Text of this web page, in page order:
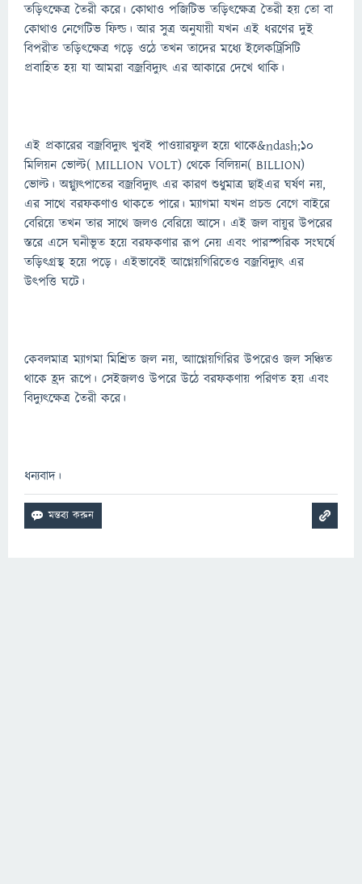
তড়িৎক্ষেত্র তৈরী করে। কোথাও পজিটিভ তড়িৎক্ষেত্র তৈরী হয় তো বা
কোথাও নেগেটিভ ফিল্ড। আর সুত্র অনুযায়ী যখন এই ধরণের দুই
বিপরীত তড়িৎক্ষেত্র গড়ে ওঠে তখন তাদের মধ্যে ইলেকট্রিসিটি
প্রবাহিত হয় যা আমরা বজ্রবিদ্যুৎ এর আকারে দেখে থাকি।
এই প্রকারের বজ্রবিদ্যুৎ খুবই পাওয়ারফুল হয়ে থাকে&ndash;১০
মিলিয়ন ভোল্ট( MILLION VOLT) থেকে বিলিয়ন( BILLION)
ভোল্ট। অগ্ন্যুৎপাতের বজ্রবিদ্যুৎ এর কারণ শুধুমাত্র ছাইএর ঘর্ষণ নয়,
এর সাথে বরফকণাও থাকতে পারে। ম্যাগমা যখন প্রচন্ড বেগে বাইরে
বেরিয়ে তখন তার সাথে জলও বেরিয়ে আসে। এই জল বায়ুর উপরের
স্তরে এসে ঘনীভূত হয়ে বরফকণার রূপ নেয় এবং পারস্পরিক সংঘর্ষে
তড়িৎগ্রস্থ হয়ে পড়ে। এইভাবেই আগ্নেয়গিরিতেও বজ্রবিদ্যুৎ এর
উৎপত্তি ঘটে।
কেবলমাত্র ম্যাগমা মিশ্রিত জল নয়, আাগ্নেয়গিরির উপরেও জল সঞ্চিত
থাকে হ্রদ রূপে। সেইজলও উপরে উঠে বরফকণায় পরিণত হয় এবং
বিদ্যুৎক্ষেত্র তৈরী করে।
ধন্যবাদ।